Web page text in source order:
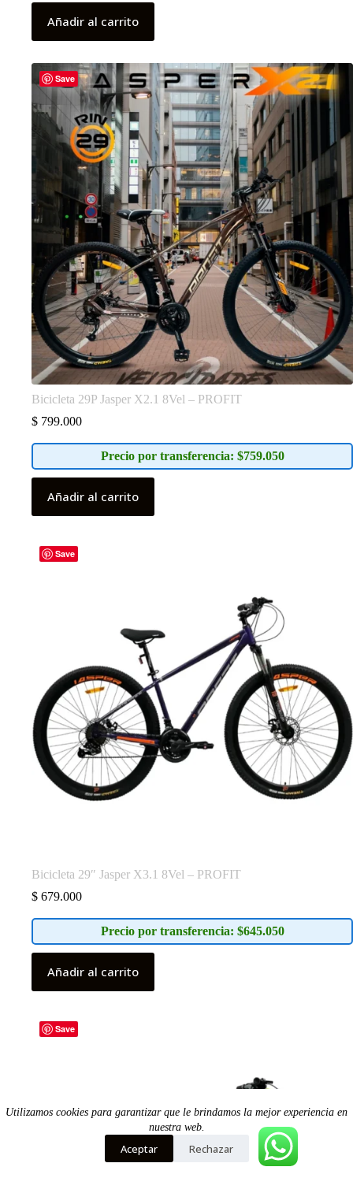
Utilizamos cookies para garantizar que le brindamos la mejor experiencia en
nuestra web.
Aceptar Rechazar
Añadir al carrito
Save
Bicicleta 29P Jasper X2.1 8Vel – PROFIT
$ 799.000
Precio por transferencia: $759.050
Añadir al carrito
Save
Bicicleta 29″ Jasper X3.1 8Vel – PROFIT
$ 679.000
Precio por transferencia: $645.050
Añadir al carrito
Save